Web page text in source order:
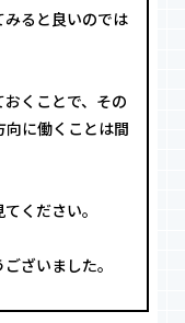
ると良いのでは
くことで、その
に働くことは間
ください。
ざいました。